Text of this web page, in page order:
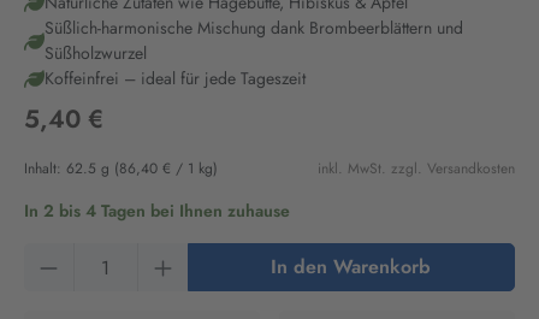
Süßlich-harmonische Mischung dank Brombeerblättern und
Süßholzwurzel
Koffeinfrei – ideal für jede Tageszeit
5,40 €
Inhalt: 62.5 g (86,40 € / 1 kg) inkl. MwSt. zzgl. Versandkosten
In 2 bis 4 Tagen bei Ihnen zuhause
Produkt Anzahl: Gib den gewünschten Wert
In den Warenkorb